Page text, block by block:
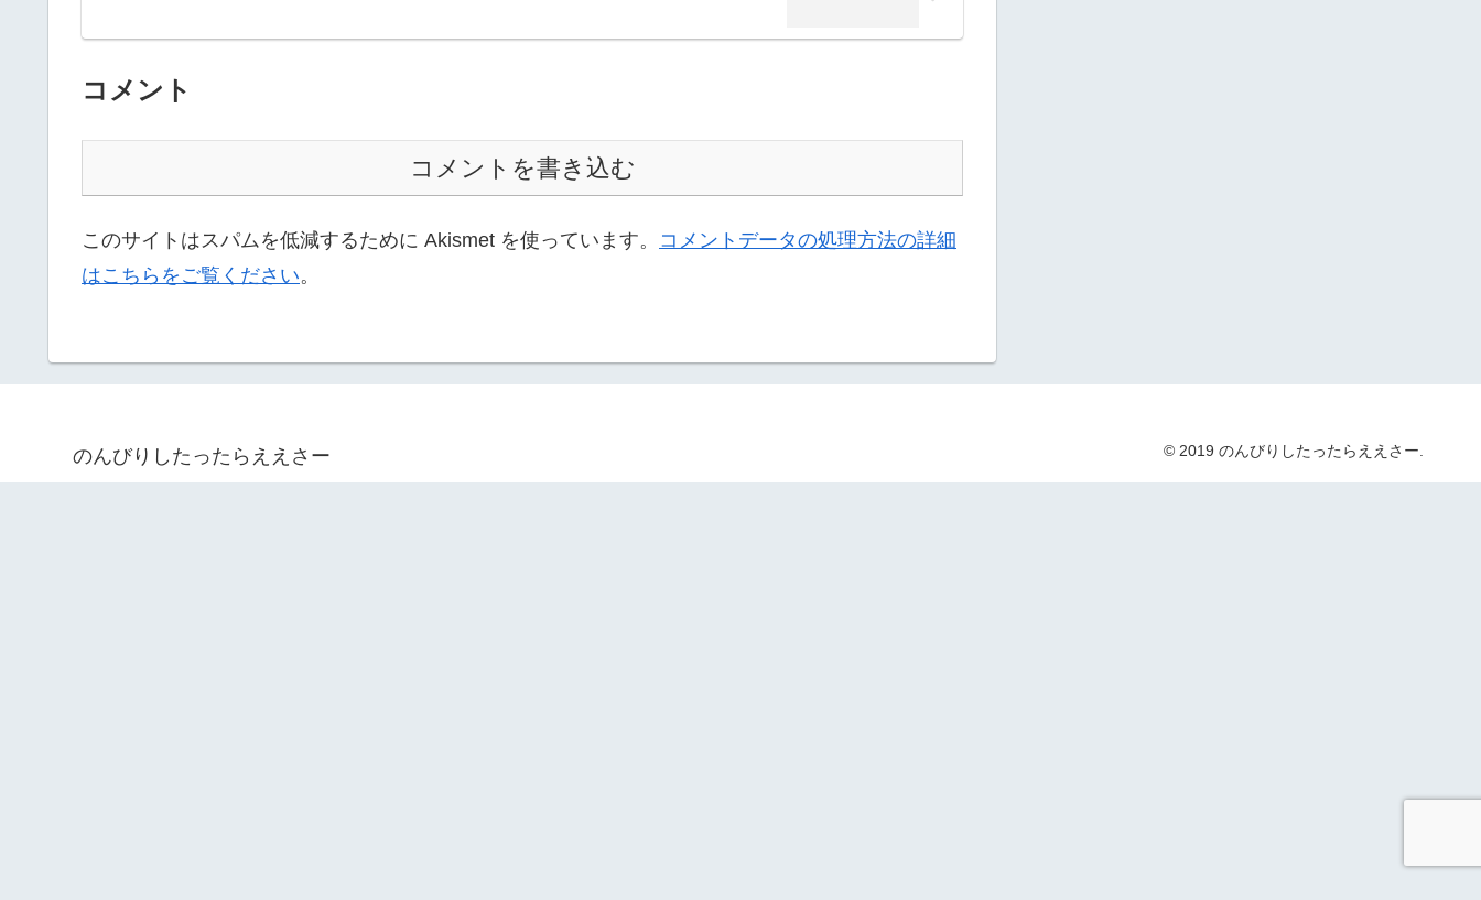
コメント
コメントを書き込む
このサイトはスパムを低減するために Akismet を使っています。 コメントデータの処理方法の詳細
はこちらをご覧ください。
のんびりしたったらええさー © 2019 のんびりしたったらええさー.